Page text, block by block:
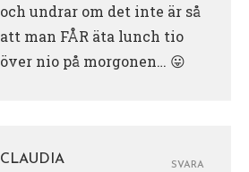
och undrar om det inte är så
att man FÅR äta lunch tio
över nio på morgonen… 😛
CLAUDIA
SVARA